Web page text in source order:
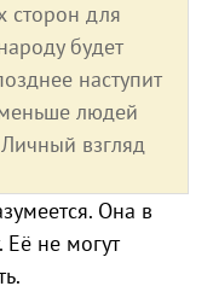
сторон для
будет
наступит
людей
взгляд
Она в
Её не могут